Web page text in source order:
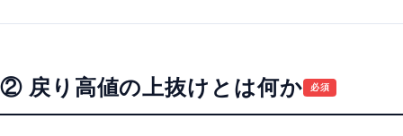
② 戻り高値の上抜けとは何か 必須